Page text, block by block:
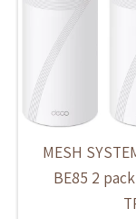
MESH
BE85 2